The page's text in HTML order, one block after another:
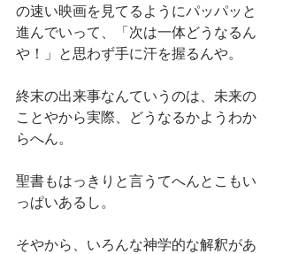
の速い映画を見てるようにパッパッと
進んでいって、「次は一体どうなるん
や！」と思わず手に汗を握るんや。
終末の出来事なんていうのは、未来の
ことやから実際、どうなるかようわか
らへん。
聖書もはっきりと言うてへんとこもい
っぱいあるし。
そやから、いろんな神学的な解釈があ